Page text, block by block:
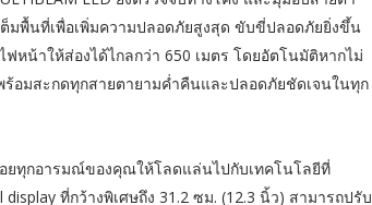
ต็มพื้นที่เพื่อเพิ่มความปลอดภัยสูงสุด ขับขี่ปลอดภัยยิ่งขึ้น
หน้าให้ส่องได้ไกลกว่า 650 เมตร โดยอัตโนมัติหากไม่
ร้อมสะกดทุกสายตายามค่ำคืนและปลอดภัยชัดเจนในทุก
ยทุกอารมณ์ของคุณให้โลดแล่นไปกับเทคโนโลยีที่
ที่กว้างพิเศษถึง 31.2 ซม. (12.3 นิ้ว) สามารถปรับ